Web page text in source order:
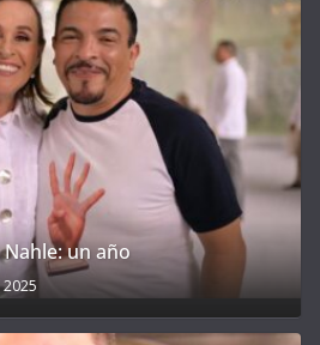
un año